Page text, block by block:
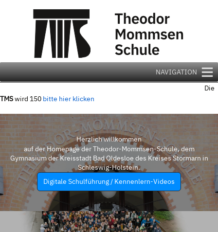
NAVIGATION
Die
TMSwird 150 bitte hier klicken
Herzlich willkommen
auf der Homepage der Theodor-Mommsen-Schule, dem
Gymnasium der Kreisstadt Bad Oldesloe des Kreises Stormarn in
Schleswig-Holstein.
Digitale Schulführung / Kennenlern-Videos